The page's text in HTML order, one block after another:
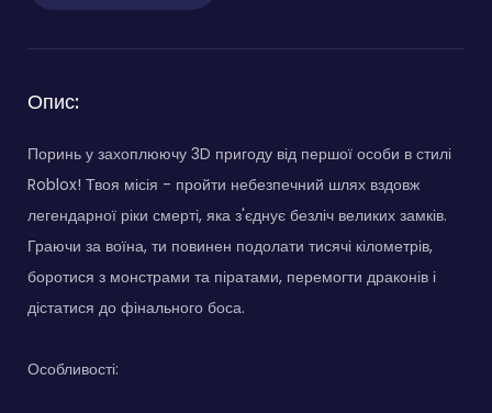
Опис:
Поринь у захоплюючу 3D пригоду від першої особи в стилі
Roblox! Твоя місія - пройти небезпечний шлях вздовж
легендарної ріки смерті, яка з'єднує безліч великих замків.
Граючи за воїна, ти повинен подолати тисячі кілометрів,
боротися з монстрами та піратами, перемогти драконів і
дістатися до фінального боса.
Особливості: